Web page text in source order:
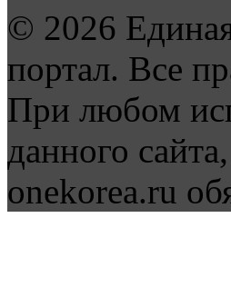
© 2026
портал. Все
При любом
данного
onekorea.ru